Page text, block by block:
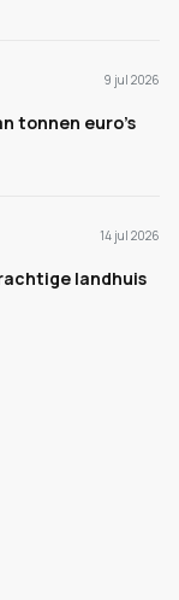
9 jul 2026
tonnen euro's
14 jul 2026
landhuis